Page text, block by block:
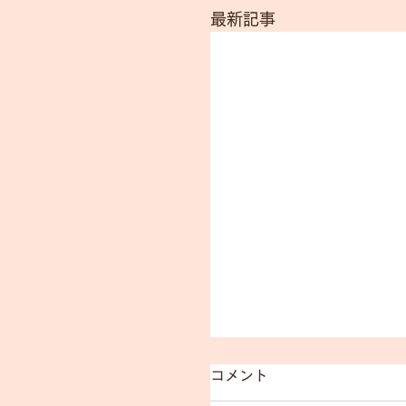
最新記事
遺伝性乳がん｜卵巣が
コメント